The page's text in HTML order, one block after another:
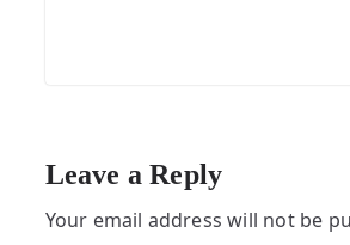
Leave a Reply
Your email address will not be